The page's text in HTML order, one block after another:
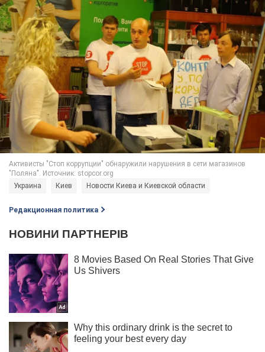
Украина Киев Новости Киева и Киевской области
Редакционная политика